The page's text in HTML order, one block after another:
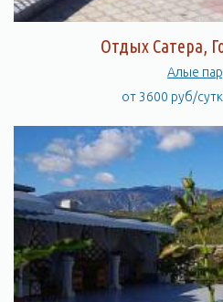
Отдых Сатера,
Алые
от 3600 руб/